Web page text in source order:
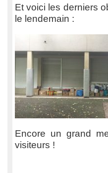
Et voici les derniers
le lendemain :
Encore un grand
visiteurs !